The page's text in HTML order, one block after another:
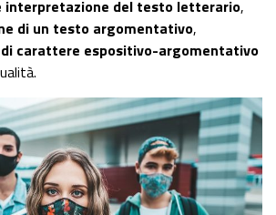
interpretazione del testo letterario,
di un testo argomentativo,
carattere espositivo-argomentativo